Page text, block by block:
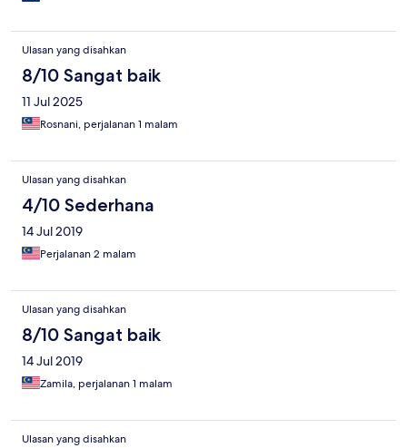
Ulasan yang disahkan
8/10 Sangat baik
11 Jul 2025
Rosnani, perjalanan 1 malam
Ulasan yang disahkan
4/10 Sederhana
14 Jul 2019
Perjalanan 2 malam
Ulasan yang disahkan
8/10 Sangat baik
14 Jul 2019
Zamila, perjalanan 1 malam
Ulasan yang disahkan